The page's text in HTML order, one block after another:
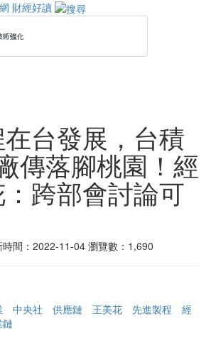
財經好讀
台發展，台積
傳落腳桃園！經
跨部會討論可
間：2022-11-04 瀏覽數：1,690
中央社 供應鏈 王美花 先進製程
經
鏈